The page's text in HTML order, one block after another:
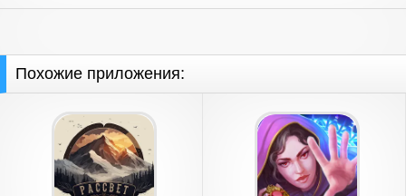
Похожие приложения: